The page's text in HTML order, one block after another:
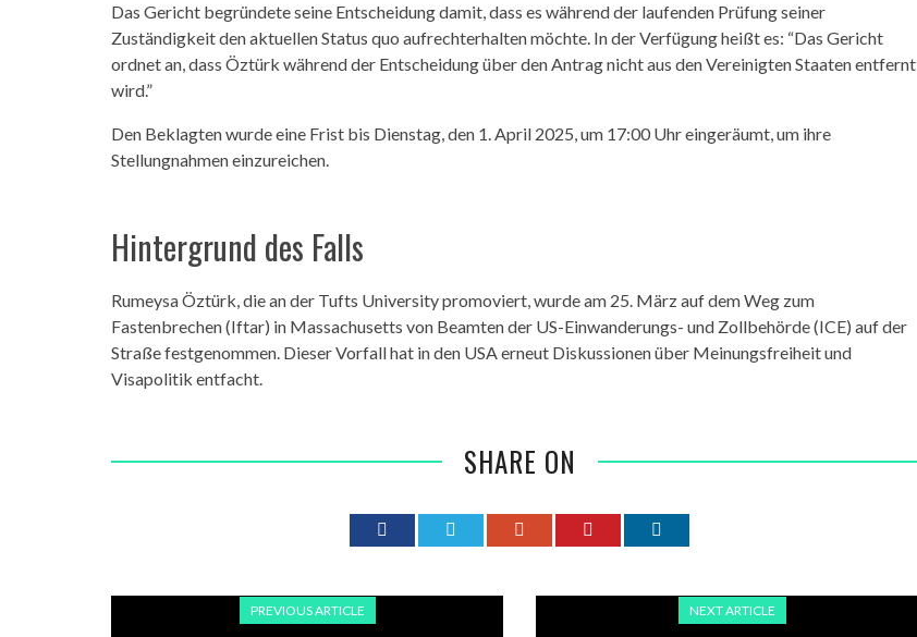
Das Gericht begründete seine Entscheidung damit, dass es während der laufenden Prüfung seiner
Zuständigkeit den aktuellen Status quo aufrechterhalten möchte. In der Verfügung heißt es: “Das Gericht
ordnet an, dass Öztürk während der Entscheidung über den Antrag nicht aus den Vereinigten Staaten entfernt
wird.”
Den Beklagten wurde eine Frist bis Dienstag, den 1. April 2025, um 17:00 Uhr eingeräumt, um ihre
Stellungnahmen einzureichen.
Hintergrund des Falls
Rumeysa Öztürk, die an der Tufts University promoviert, wurde am 25. März auf dem Weg zum
Fastenbrechen (Iftar) in Massachusetts von Beamten der US-Einwanderungs- und Zollbehörde (ICE) auf der
Straße festgenommen. Dieser Vorfall hat in den USA erneut Diskussionen über Meinungsfreiheit und
Visapolitik entfacht.
SHARE ON
PREVIOUS ARTICLE NEXT ARTICLE